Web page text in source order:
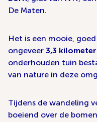
De Maten.
Het is een mooie,
ongeveer 3,3 kilometer
onderhouden tuin
van nature in deze
Tijdens de wandeling
boeiend over de